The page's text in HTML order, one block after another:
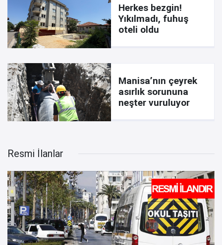
Herkes bezgin!
Yıkılmadı, fuhuş
oteli oldu
Manisa’nın çeyrek
asırlık sorununa
neşter vuruluyor
Resmi İlanlar